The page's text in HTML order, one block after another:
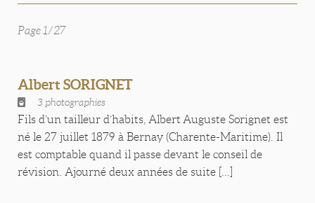
Page 1/27
Albert SORIGNET
3 photographies
Fils d’un tailleur d’habits, Albert Auguste Sorignet est
né le 27 juillet 1879 à Bernay (Charente-Maritime). Il
est comptable quand il passe devant le conseil de
révision. Ajourné deux années de suite [...]